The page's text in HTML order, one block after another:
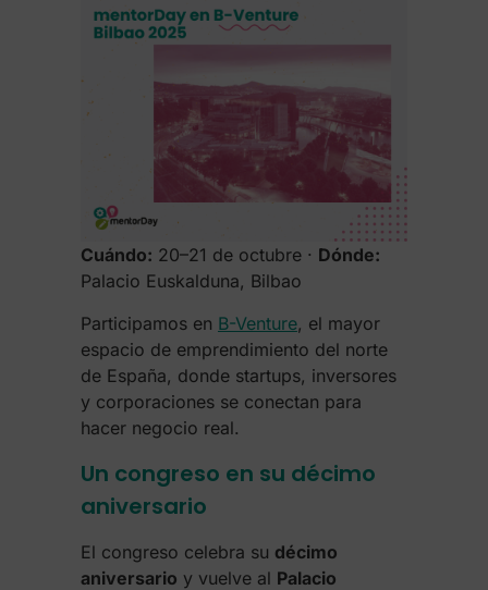
Cuándo: 20–21 de octubre · Dónde:
Palacio Euskalduna, Bilbao
Participamos en B-Venture, el mayor
espacio de emprendimiento del norte
de España, donde startups, inversores
y corporaciones se conectan para
hacer negocio real.
Un congreso en su décimo
aniversario
El congreso celebra su décimo
aniversario y vuelve al Palacio